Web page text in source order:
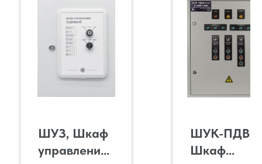
ШУЗ, Шкаф
управления
ШУК-ПДВ,
Шкаф